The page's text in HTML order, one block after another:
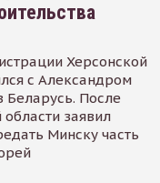
Херсонской
с Александром
Беларусь. После
заявил
Минску часть